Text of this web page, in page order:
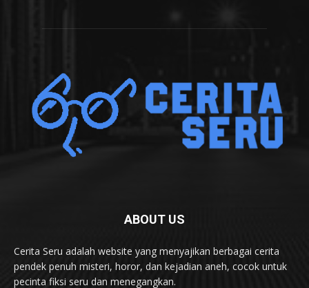
ABOUT US
Cerita Seru adalah website yang menyajikan berbagai cerita
pendek penuh misteri, horor, dan kejadian aneh, cocok untuk
pecinta fiksi seru dan menegangkan.